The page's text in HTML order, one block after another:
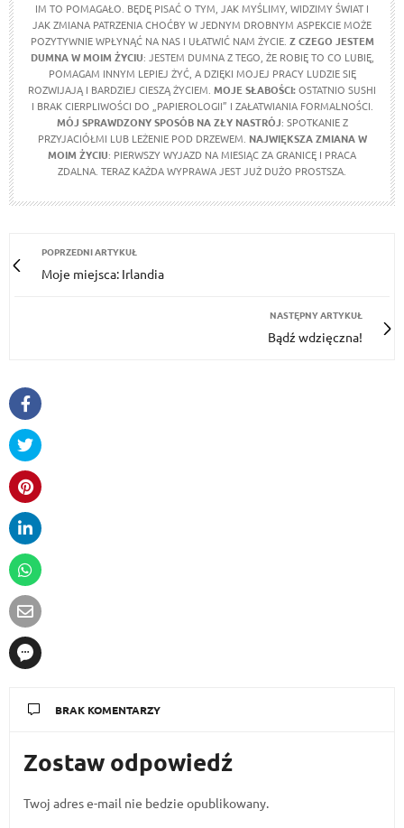
IM TO POMAGAŁO. BĘDĘ PISAĆ O TYM, JAK MYŚLIMY, WIDZIMY ŚWIAT I
JAK ZMIANA PATRZENIA CHOĆBY W JEDNYM DROBNYM ASPEKCIE MOŻE
POZYTYWNIE WPŁYNĄĆ NA NAS I UŁATWIĆ NAM ŻYCIE. Z CZEGO JESTEM
DUMNA W MOIM ŻYCIU: JESTEM DUMNA Z TEGO, ŻE ROBIĘ TO CO LUBIĘ,
POMAGAM INNYM LEPIEJ ŻYĆ, A DZIĘKI MOJEJ PRACY LUDZIE SIĘ
ROZWIJAJĄ I BARDZIEJ CIESZĄ ŻYCIEM. MOJE SŁABOŚCI:OSTATNIO SUSHI
I BRAK CIERPLIWOŚCI DO „PAPIEROLOGII” I ZAŁATWIANIA FORMALNOŚCI.
MÓJ SPRAWDZONY SPOSÓB NA ZŁY NASTRÓJ: SPOTKANIE Z
PRZYJACIÓŁMI LUB LEŻENIE POD DRZEWEM. NAJWIĘKSZA ZMIANA W
MOIM ŻYCIU: PIERWSZY WYJAZD NA MIESIĄC ZA GRANICĘ I PRACA
ZDALNA. TERAZ KAŻDA WYPRAWA JEST JUŻ DUŻO PROSTSZA.
POPRZEDNI ARTYKUŁ
Moje miejsca: Irlandia
NASTĘPNY ARTYKUŁ
Bądź wdzięczna!
BRAK KOMENTARZY
Zostaw odpowiedź
Twoj adres e-mail nie bedzie opublikowany.